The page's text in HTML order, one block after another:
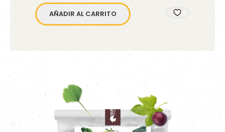
AÑADIR AL CARRITO